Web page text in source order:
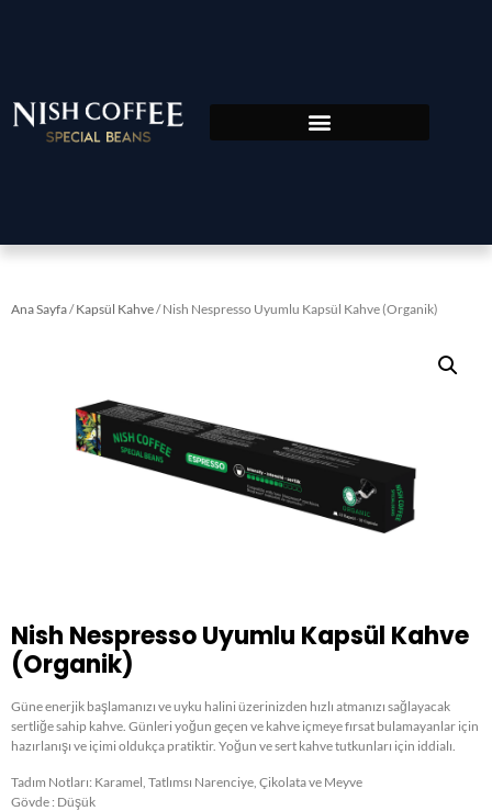
Ana Sayfa/Kapsül Kahve/ Nish Nespresso Uyumlu Kapsül Kahve (Organik)​
Nish Nespresso Uyumlu Kapsül Kahve
(Organik)​
Güne enerjik başlamanızı ve uyku halini üzerinizden hızlı atmanızı sağlayacak
sertliğe sahip kahve. Günleri yoğun geçen ve kahve içmeye fırsat bulamayanlar için
hazırlanışı ve içimi oldukça pratiktir. Yoğun ve sert kahve tutkunları için iddialı.
Tadım Notları: Karamel, Tatlımsı Narenciye, Çikolata ve Meyve
Gövde : Düşük